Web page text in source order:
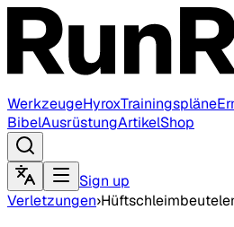
WerkzeugeHyroxTrainingspläne
BibelAusrüstungArtikelShop
Sign up
Verletzungen›